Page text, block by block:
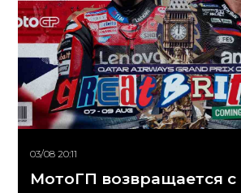
03/08 20:11
МотоГП возвращается с